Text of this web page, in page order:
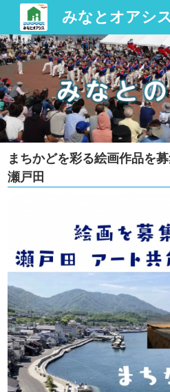
みなとオアシス
まちかどを彩る絵画作品を
瀬戸田